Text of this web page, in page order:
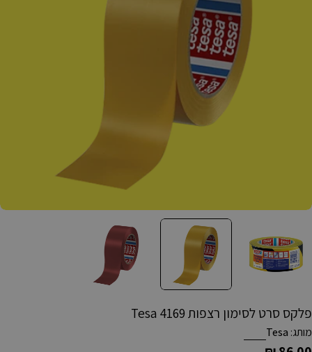
פלקס סרט לסימון רצפות 4169 Tesa
מותג: Tesa